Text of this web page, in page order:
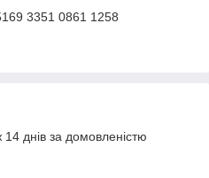
3351 0861 1258
днів за домовленістю